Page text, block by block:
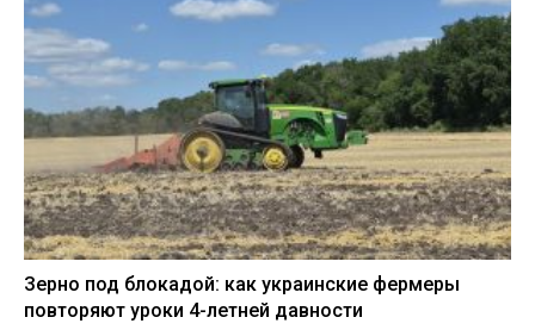
Зерно под блокадой: как украинские фермеры
повторяют уроки 4-летней давности